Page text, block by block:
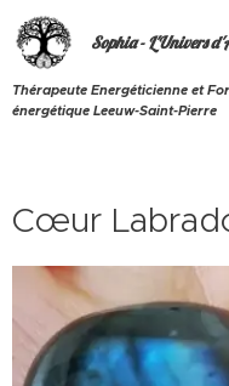
Sophia - L'Univers
Thérapeute Energéticienne et
énergétique Leeuw-Saint-Pierre
Cœur